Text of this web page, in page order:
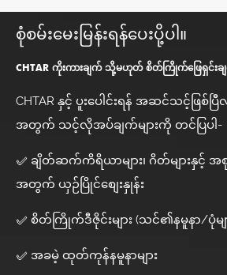
စုံစမ်းမေးမြန်းရန်ပေးပို့ပါ။
CHTAR ကိုးကားချက် သို့မဟုတ် စိတ်ကြိုက်ဖြေရှင်းခ
CHTAR နှင့် ပူးပေါင်းရန် အဆင်သင့်ဖြစ်ပြီ
အတွက် သင့်လိုအပ်ချက်များကို တင်ပြပါ-
✅ ချိတ်ဆက်ကိရိယာများ၊ ဂိတ်များနှင့် အ
အတွက် ယှဉ်ပြိုင်စျေးနှုန်း
✅ စိတ်ကြိုက်ဒီဇိုင်းများ (သင်၏နမူနာ/ပုံမျ
✅ အခမဲ့ ထုတ်ကုန်နမူနာများ